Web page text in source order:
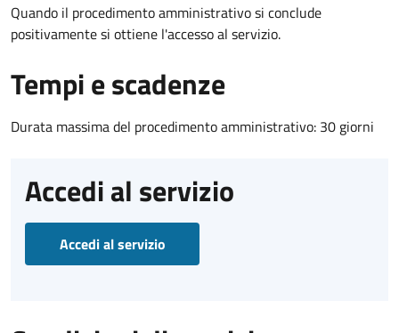
Quando il procedimento amministrativo si conclude
positivamente si ottiene l'accesso al servizio.
Tempi e scadenze
Durata massima del procedimento amministrativo: 30 giorni
Accedi al servizio
Accedi al servizio